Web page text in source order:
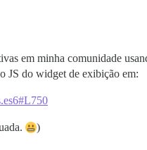
em minha comunidade
JS do widget de exibição em:
)